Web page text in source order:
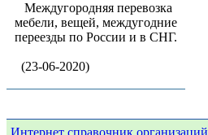
Междугородняя перевозка
мебели, вещей, междугодние
переезды по России и в СНГ.
(23-06-2020)
Интернет справочник организаций